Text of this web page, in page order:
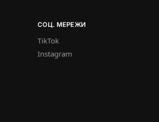
СОЦ. МЕРЕЖИ
TikTok
Instagram